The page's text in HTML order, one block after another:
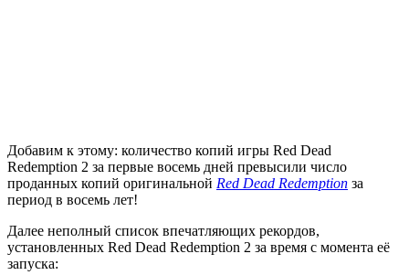
Добавим к этому: количество копий игры Red Dead
Redemption 2 за первые восемь дней превысили число
проданных копий оригинальной Red Dead Redemption за
период в восемь лет!
Далее неполный список впечатляющих рекордов,
установленных Red Dead Redemption 2 за время с момента её
запуска: